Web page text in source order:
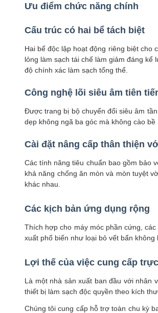
Ưu điểm chức năng chính
Cấu trúc có hai bể tách biệt
Hai bể độc lập hoạt động riêng biệt cho
lỏng làm sạch tái chế làm giảm đáng
độ chính xác làm sạch tổng thể.
Công nghệ lõi siêu âm tiên
Được trang bị bộ chuyển đổi siêu âm
dẹp không ngã ba góc mà không cào
Cài đặt nâng cấp thân thiện
Các tính năng tiêu chuẩn bao gồm bảo
khả năng chống ăn mòn và mòn tuyệt
khác nhau.
Các kịch bản ứng dụng rộng
Thích hợp cho máy móc phần cứng,
xuất phổ biến như loại bỏ vết bẩn không
Lợi thế của việc cung cấp
Là một nhà sản xuất ban đầu với nhân
thiết bị làm sạch độc quyền theo kích
Chúng tôi cung cấp hỗ trợ toàn chu kỳ